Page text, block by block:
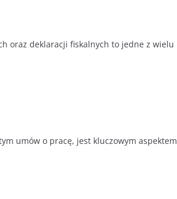
oraz deklaracji fiskalnych to jedne z wielu
umów o pracę, jest kluczowym aspektem